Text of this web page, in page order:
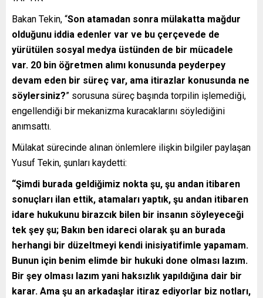
Bakan Tekin, “Son atamadan sonra mülakatta mağdur
olduğunu iddia edenler var ve bu çerçevede de
yürütülen sosyal medya üstünden de bir mücadele
var. 20 bin öğretmen alımı konusunda peyderpey
devam eden bir süreç var, ama itirazlar konusunda ne
söylersiniz?” sorusuna süreç başında torpilin işlemediği,
engellendiği bir mekanizma kuracaklarını söylediğini
anımsattı.
Mülakat sürecinde alınan önlemlere ilişkin bilgiler paylaşan
Yusuf Tekin, şunları kaydetti:
“Şimdi burada geldiğimiz nokta şu, şu andan itibaren
sonuçları ilan ettik, atamaları yaptık, şu andan itibaren
idare hukukunu birazcık bilen bir insanın söyleyeceği
tek şey şu; Bakın ben idareci olarak şu an burada
herhangi bir düzeltmeyi kendi inisiyatifimle yapamam.
Bunun için benim elimde bir hukuki done olması lazım.
Bir şey olması lazım yani haksızlık yapıldığına dair bir
karar. Ama şu an arkadaşlar itiraz ediyorlar biz notları,